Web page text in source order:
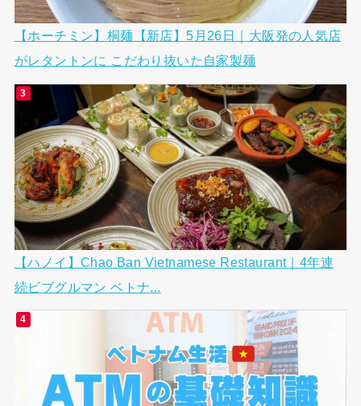
【ホーチミン】桐麺【新店】5月26日｜大阪発の人気店
がレタントンに こだわり抜いた自家製麺
【ハノイ】Chao Ban Vietnamese Restaurant｜4年連
続ビブグルマン ベトナ...